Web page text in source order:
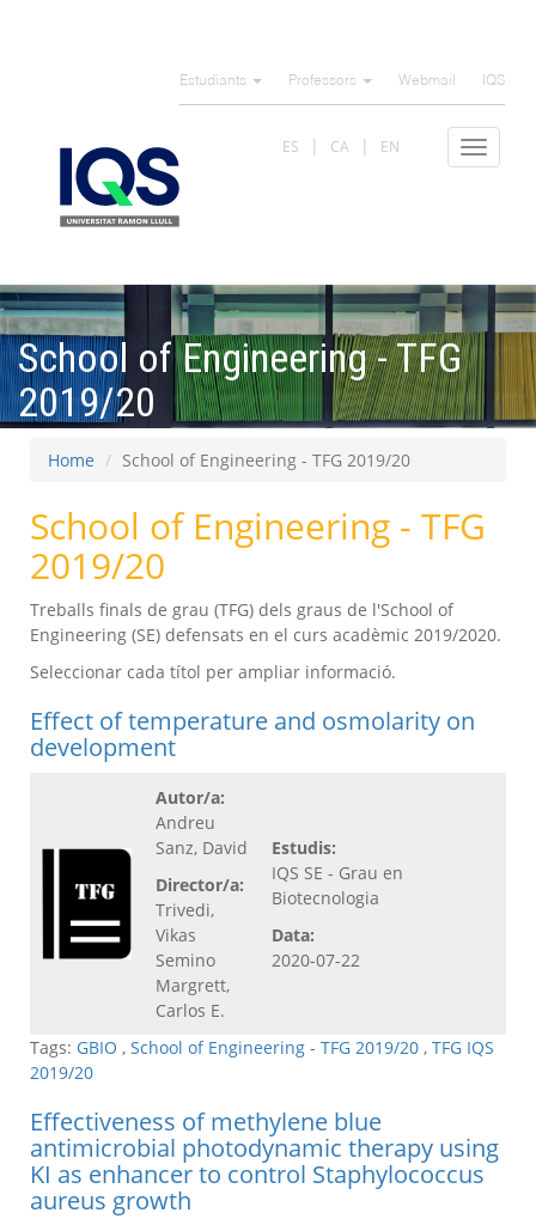
Estudiants Professors Webmail IQS
Toggle
ES CA EN
School of Engineering - TFG
2019/20
Home School of Engineering - TFG 2019/20
School of Engineering - TFG
2019/20
Treballs finals de grau (TFG) dels graus de l'School of
Engineering (SE) defensats en el curs acadèmic 2019/2020.
Seleccionar cada títol per ampliar informació.
Effect of temperature and osmolarity on
development
Autor/a:
Andreu
Sanz, David
Director/a:
Trivedi,
Vikas
Semino
Margrett,
Carlos E.
Estudis:
IQS SE - Grau en
Biotecnologia
Data:
2020-07-22
Tags: GBIO , School of Engineering - TFG 2019/20 , TFG IQS
2019/20
Effectiveness of methylene blue
antimicrobial photodynamic therapy using
KI as enhancer to control Staphylococcus
aureus growth